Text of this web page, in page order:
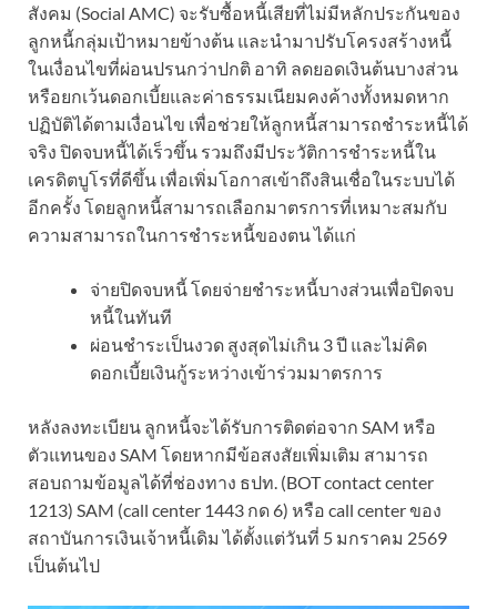
สังคม (Social AMC) จะรับซื้อหนี้เสียที่ไม่มีหลักประกันของ
ลูกหนี้กลุ่มเป้าหมายข้างต้น และนำมาปรับโครงสร้างหนี้
ในเงื่อนไขที่ผ่อนปรนกว่าปกติ อาทิ ลดยอดเงินต้นบางส่วน
หรือยกเว้นดอกเบี้ยและค่าธรรมเนียมคงค้างทั้งหมดหาก
ปฏิบัติได้ตามเงื่อนไข เพื่อช่วยให้ลูกหนี้สามารถชำระหนี้ได้
จริง ปิดจบหนี้ได้เร็วขึ้น รวมถึงมีประวัติการชำระหนี้ใน
เครดิตบูโรที่ดีขึ้น เพื่อเพิ่มโอกาสเข้าถึงสินเชื่อในระบบได้
อีกครั้ง โดยลูกหนี้สามารถเลือกมาตรการที่เหมาะสมกับ
ความสามารถในการชำระหนี้ของตน ได้แก่
จ่ายปิดจบหนี้ โดยจ่ายชำระหนี้บางส่วนเพื่อปิดจบ
หนี้ในทันที
ผ่อนชำระเป็นงวด สูงสุดไม่เกิน 3 ปี และไม่คิด
ดอกเบี้ยเงินกู้ระหว่างเข้าร่วมมาตรการ
หลังลงทะเบียน ลูกหนี้จะได้รับการติดต่อจาก SAM หรือ
ตัวแทนของ SAM โดยหากมีข้อสงสัยเพิ่มเติม สามารถ
สอบถามข้อมูลได้ที่ช่องทาง ธปท. (BOT contact center
1213) SAM (call center 1443 กด 6) หรือ call center ของ
สถาบันการเงินเจ้าหนี้เดิม ได้ตั้งแต่วันที่ 5 มกราคม 2569
เป็นต้นไป